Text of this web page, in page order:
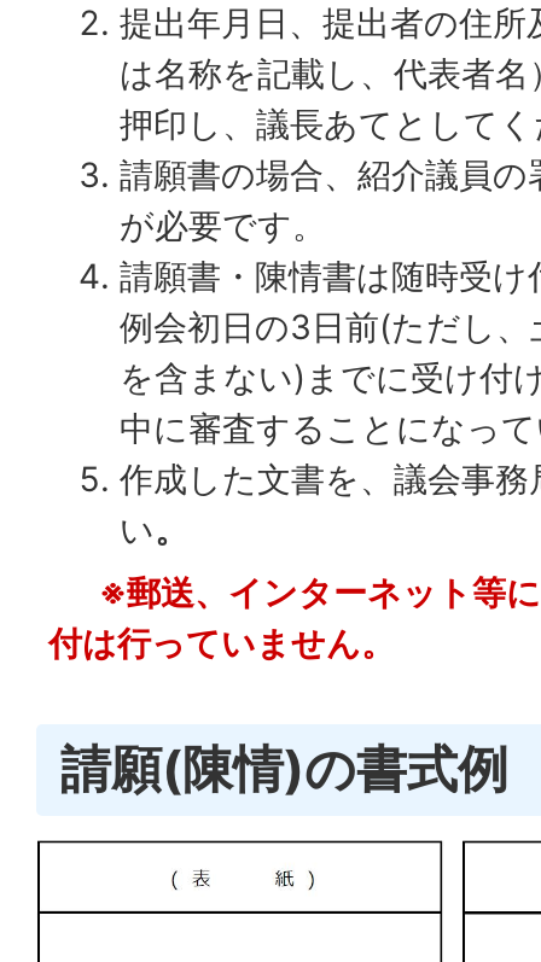
提出年月日、提出者の住
は名称を記載し、代表者
押印し、議長あてとして
請願書の場合、紹介議員
が必要です。
請願書・陳情書は随時受
例会初日の3日前(ただし
を含まない)までに受け付
中に審査することになっ
作成した文書を、議会事
い。
※郵送、インターネット等に
付は行っていません。
請願(陳情)の書式例